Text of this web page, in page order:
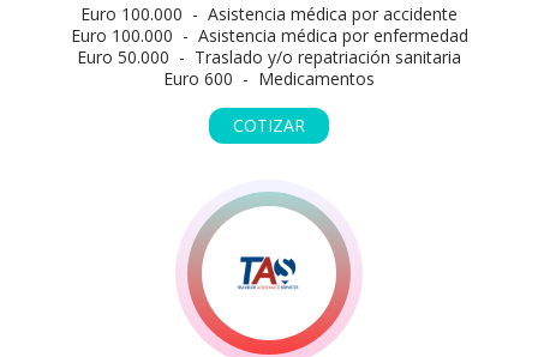
Euro 100.000 - Asistencia médica por accidente
Euro 100.000 - Asistencia médica por enfermedad
Euro 50.000 - Traslado y/o repatriación sanitaria
Euro 600 - Medicamentos
COTIZAR